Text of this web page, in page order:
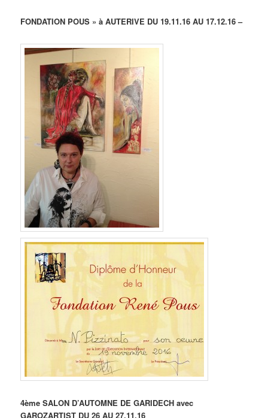
FONDATION POUS » à AUTERIVE DU 19.11.16 AU 17.12.16 –
4ème SALON D’AUTOMNE DE GARIDECH avec
GAROZARTIST DU 26 AU 27.11.16